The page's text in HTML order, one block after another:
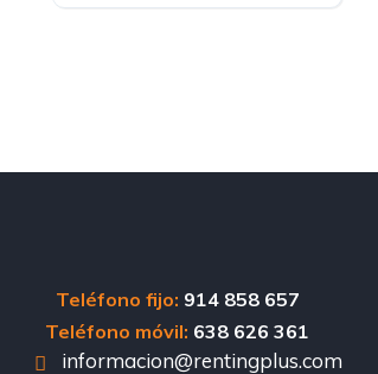
Teléfono fijo: 914 858 657
Teléfono móvil: 638 626 361
informacion@rentingplus.com